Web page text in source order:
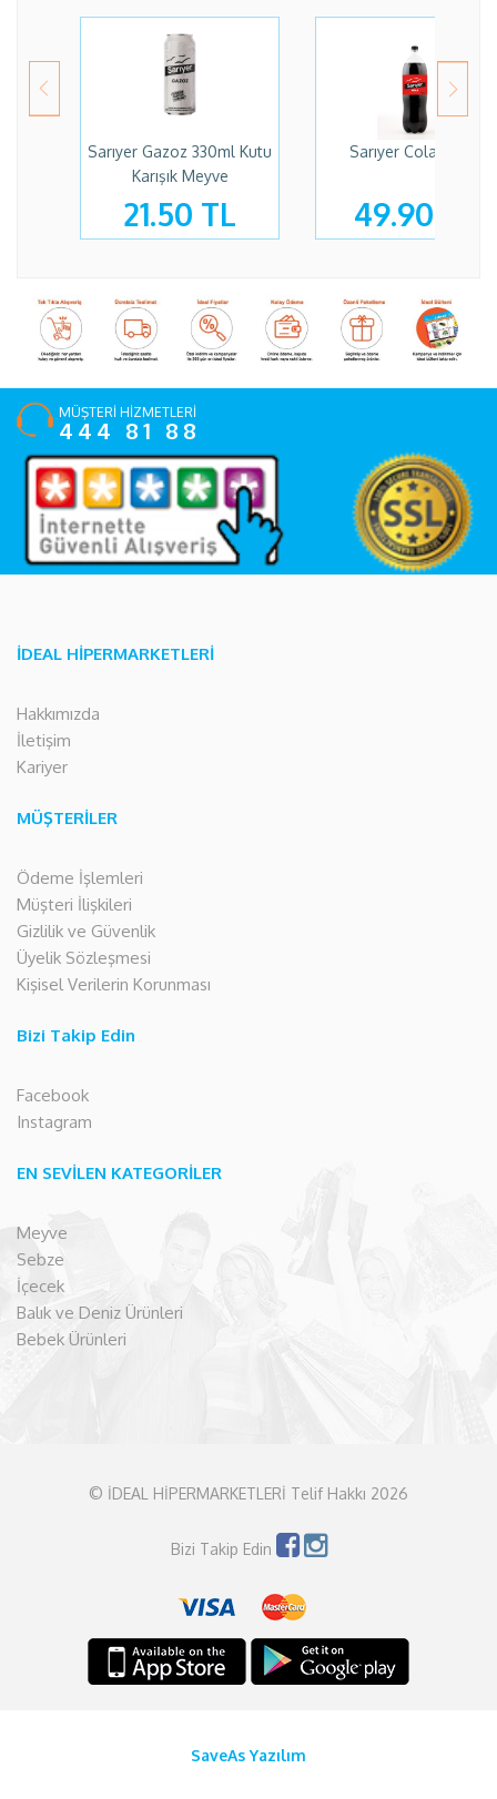
Sarıyer Gazoz 330ml Kutu
Karışık Meyve
21.50 TL
Sarıyer Cola 2,5 Lt
49.90 TL
MÜŞTERİ HİZMETLERİ
444 81 88
İDEAL HİPERMARKETLERİ
Hakkımızda
İletişim
Kariyer
MÜŞTERİLER
Ödeme İşlemleri
Müşteri İlişkileri
Gizlilik ve Güvenlik
Üyelik Sözleşmesi
Kişisel Verilerin Korunması
Bizi Takip Edin
Facebook
Instagram
EN SEVİLEN KATEGORİLER
Meyve
Sebze
İçecek
Balık ve Deniz Ürünleri
Bebek Ürünleri
© İDEAL HİPERMARKETLERİ Telif Hakkı 2026
Bizi Takip Edin
SaveAs Yazılım